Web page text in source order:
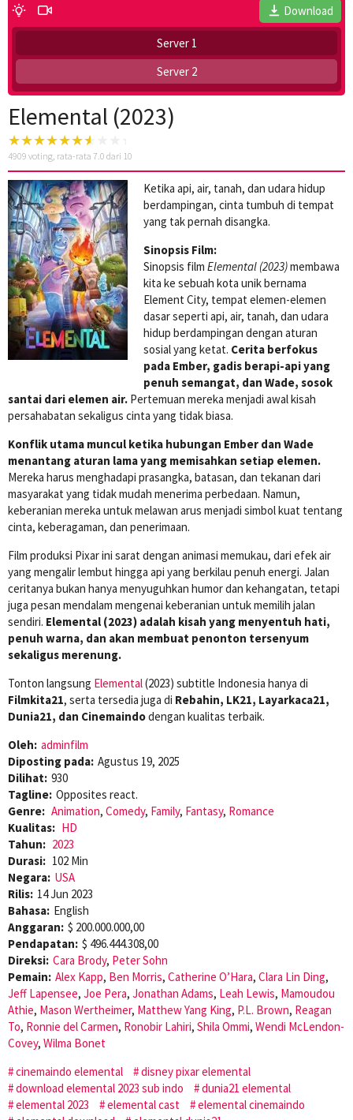
Download
Server 1
Server 2
Elemental (2023)
4909 voting, rata-rata 7.0 dari 10
Ketika api, air, tanah, dan udara hidup
berdampingan, cinta tumbuh di tempat
yang tak pernah disangka.
Sinopsis Film:
Sinopsis film Elemental (2023)membawa
kita ke sebuah kota unik bernama
Element City, tempat elemen-elemen
dasar seperti api, air, tanah, dan udara
hidup berdampingan dengan aturan
sosial yang ketat. Cerita berfokus
pada Ember, gadis berapi-api yang
penuh semangat, dan Wade, sosok
santai dari elemen air. Pertemuan mereka menjadi awal kisah
persahabatan sekaligus cinta yang tidak biasa.
Konflik utama muncul ketika hubungan Ember dan Wade
menantang aturan lama yang memisahkan setiap elemen.
Mereka harus menghadapi prasangka, batasan, dan tekanan dari
masyarakat yang tidak mudah menerima perbedaan. Namun,
keberanian mereka untuk melawan arus menjadi simbol kuat tentang
cinta, keberagaman, dan penerimaan.
Film produksi Pixar ini sarat dengan animasi memukau, dari efek air
yang mengalir lembut hingga api yang berkilau penuh energi. Jalan
ceritanya bukan hanya menyuguhkan humor dan kehangatan, tetapi
juga pesan mendalam mengenai keberanian untuk memilih jalan
sendiri. Elemental (2023) adalah kisah yang menyentuh hati,
penuh warna, dan akan membuat penonton tersenyum
sekaligus merenung.
Tonton langsung Elemental(2023) subtitle Indonesia hanya di
Filmkita21, serta tersedia juga di Rebahin, LK21, Layarkaca21,
Dunia21, dan Cinemaindodengan kualitas terbaik.
Oleh: adminfilm
Diposting pada: Agustus 19, 2025
Dilihat: 930
Tagline: Opposites react.
Genre: Animation, Comedy, Family, Fantasy, Romance
Kualitas: HD
Tahun: 2023
Durasi: 102 Min
Negara: USA
Rilis: 14 Jun 2023
Bahasa: English
Anggaran: $ 200.000.000,00
Pendapatan: $ 496.444.308,00
Direksi: Cara Brody, Peter Sohn
Pemain: Alex Kapp, Ben Morris, Catherine O’Hara, Clara Lin Ding,
Jeff Lapensee, Joe Pera, Jonathan Adams, Leah Lewis, Mamoudou
Athie, Mason Wertheimer, Matthew Yang King, P.L. Brown, Reagan
To, Ronnie del Carmen, Ronobir Lahiri, Shila Ommi, Wendi McLendon-
Covey, Wilma Bonet
cinemaindo elemental
disney pixar elemental
download elemental 2023 sub indo
dunia21 elemental
elemental 2023
elemental cast
elemental cinemaindo